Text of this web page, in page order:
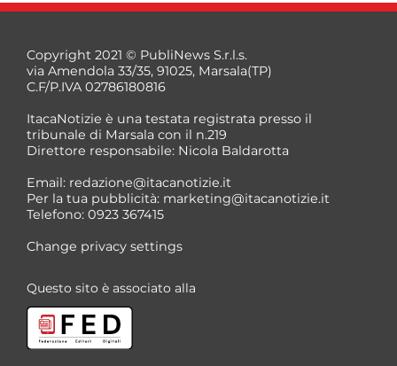
*
Copyright 2021 © PubliNews S.r.l.s.
via Amendola 33/35, 91025, Marsala(TP)
C.F/P.IVA 02786180816
ItacaNotizie è una testata registrata presso il
tribunale di Marsala con il n.219
Direttore responsabile: Nicola Baldarotta
Email: redazione@itacanotizie.it
Per la tua pubblicità: marketing@itacanotizie.it
Telefono: 0923 367415
Change privacy settings
Questo sito è associato alla